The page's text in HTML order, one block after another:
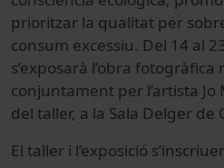
prioritzar la qualitat per
consum excessiu. Del 14 al
s’exposarà l’obra fotogràfica
conjuntament per l’artista
del taller, a la Sala Delger de
El taller i l’exposició